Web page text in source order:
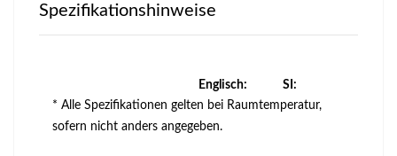
Spezifikationshinweise
Englisch:
SI:
* Alle Spezifikationen gelten bei Raumtemperatur,
sofern nicht anders angegeben.